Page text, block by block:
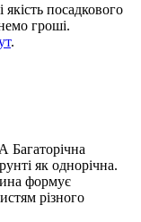
якість посадкового
гроші.
.
як однорічна.
формує
різного